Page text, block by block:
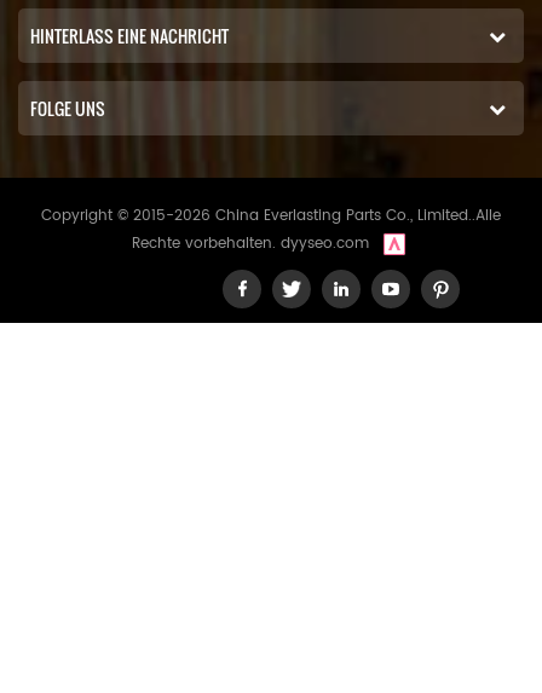
HINTERLASS EINE NACHRICHT
FOLGE UNS
Copyright © 2015-2026 China Everlasting Parts Co., Limited..Alle
Rechte vorbehalten. dyyseo.com